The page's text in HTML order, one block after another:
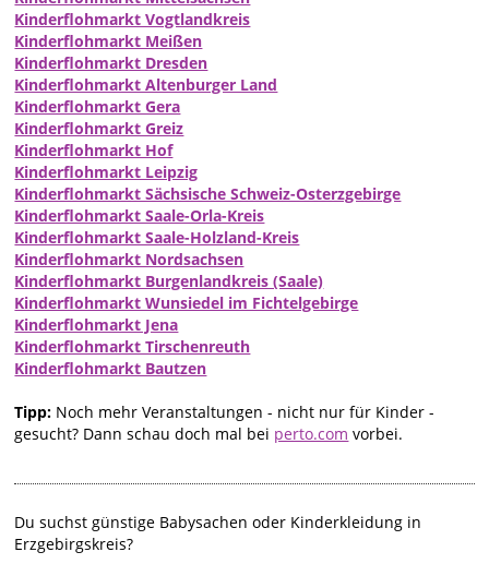
Kinderflohmarkt Vogtlandkreis
Kinderflohmarkt Meißen
Kinderflohmarkt Dresden
Kinderflohmarkt Altenburger Land
Kinderflohmarkt Gera
Kinderflohmarkt Greiz
Kinderflohmarkt Hof
Kinderflohmarkt Leipzig
Kinderflohmarkt Sächsische Schweiz-Osterzgebirge
Kinderflohmarkt Saale-Orla-Kreis
Kinderflohmarkt Saale-Holzland-Kreis
Kinderflohmarkt Nordsachsen
Kinderflohmarkt Burgenlandkreis (Saale)
Kinderflohmarkt Wunsiedel im Fichtelgebirge
Kinderflohmarkt Jena
Kinderflohmarkt Tirschenreuth
Kinderflohmarkt Bautzen
Tipp: Noch mehr Veranstaltungen - nicht nur für Kinder -
gesucht? Dann schau doch mal bei perto.com vorbei.
Du suchst günstige Babysachen oder Kinderkleidung in
Erzgebirgskreis?